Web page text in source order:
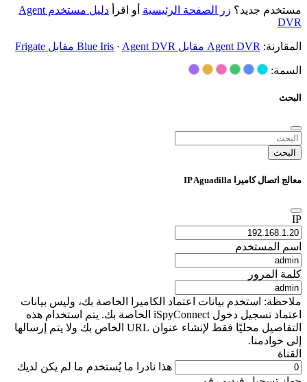
مستخدم جديد؟ زر الصفحة الرئيسية أو اقرأ
دليل مستخدم Agent
DVR
المقارنة: Agent DVR مقابل Blue Iris · Agent DVR مقابل Frigate
السمة:
البحث
البحث
معالج اتصال كاميرا IP Aguadilla
IP
اسم المستخدم
كلمة المرور
ملاحظة: استخدم بيانات اعتماد الكاميرا الخاصة بك، وليس بيانات
اعتماد تسجيل دخول iSpyConnect الخاصة بك. يتم استخدام هذه
التفاصيل محليًا فقط لإنشاء عنوان URL الخاص بك ولا يتم إرسالها
إلى خوادمنا.
القناة
هذا نادرا ما يُستخدم ما لم يكن لديك